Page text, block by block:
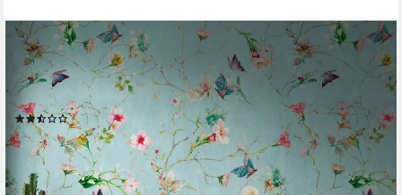
LIVING WALLS
Fototapete The Wall, glatt, floral, animal print, geblümt,
Fototapete Blume Tapete Landhaus Türkis Tapeten Wohnzimmer
Design Büro
(2)
ab 31,08 € UVP47,95 €
(6,67 €/ 1 qm)
-35%